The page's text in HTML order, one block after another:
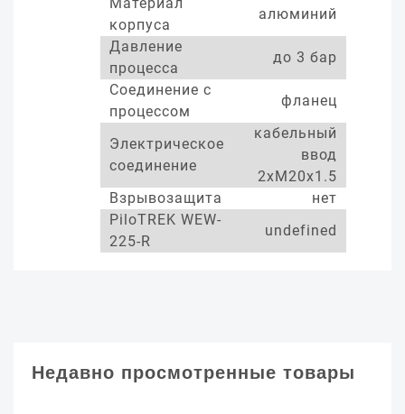
корпуса
алюминий
Давление
процесса
до 3 бар
Соединение с
процессом
фланец
Электрическое
соединение
кабельный
ввод
2xM20x1.5
Взрывозащита
нет
PiloTREK WEW-
225-R
undefined
Недавно просмотренные товары